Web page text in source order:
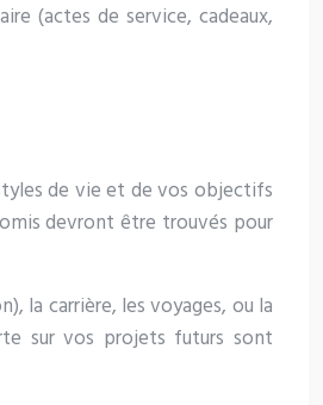
(actes de service, cadeaux,
de vie et de vos objectifs
devront être trouvés pour
la carrière, les voyages, ou la
sur vos projets futurs sont